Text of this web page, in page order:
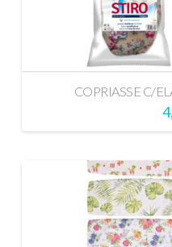
COPRIASSE C/